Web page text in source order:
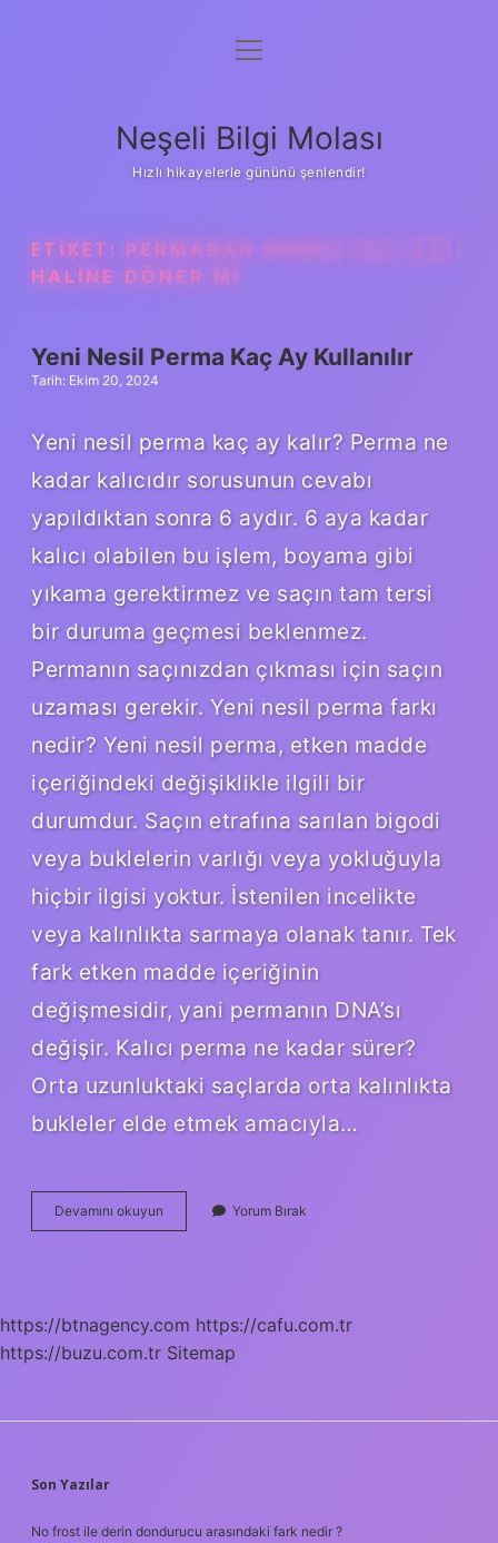
Anasayfa
Yasal Uyarı
menüyü
Neşeli Bilgi Molası
Hızlı hikayelerle gününü şenlendir!
ETIKET: PERMADAN SONRA SAÇ ESKI
HALINE DÖNER MI
Yeni Nesil Perma Kaç Ay Kullanılır
Tarih: Ekim 20, 2024
Yeni nesil perma kaç ay kalır? Perma ne
kadar kalıcıdır sorusunun cevabı
yapıldıktan sonra 6 aydır. 6 aya kadar
kalıcı olabilen bu işlem, boyama gibi
yıkama gerektirmez ve saçın tam tersi
bir duruma geçmesi beklenmez.
Permanın saçınızdan çıkması için saçın
uzaması gerekir. Yeni nesil perma farkı
nedir? Yeni nesil perma, etken madde
içeriğindeki değişiklikle ilgili bir
durumdur. Saçın etrafına sarılan bigodi
veya buklelerin varlığı veya yokluğuyla
hiçbir ilgisi yoktur. İstenilen incelikte
veya kalınlıkta sarmaya olanak tanır. Tek
fark etken madde içeriğinin
değişmesidir, yani permanın DNA’sı
değişir. Kalıcı perma ne kadar sürer?
Orta uzunluktaki saçlarda orta kalınlıkta
bukleler elde etmek amacıyla…
Devamını okuyun
Nesil
Yorum Bırak
https://btnagency.com https://cafu.com.tr
https://buzu.com.tr Sitemap
SIDEBAR
Son Yazılar
No frost ile derin dondurucu arasındaki fark nedir ?